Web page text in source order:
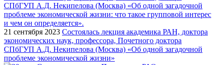
21 сентября 2023 Состоялась лекция академика РАН, доктора
экономических наук, профессора, Почетного доктора
СПбГУП А.Д. Некипелова (Москва) «Об одной загадочной
проблеме экономической жизни»